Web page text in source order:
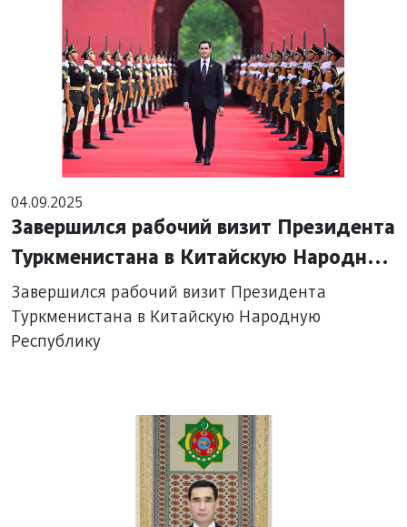
04.09.2025
Завершился рабочий визит Президента
Туркменистана в Китайскую Народную
Республику
Завершился рабочий визит Президента
Туркменистана в Китайскую Народную
Республику